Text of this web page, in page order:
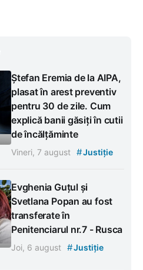
Ștefan Eremia de la AIPA,
plasat în arest preventiv
pentru 30 de zile. Cum
explică banii găsiți în cutii
de încălțăminte
Vineri, 7 august #Justiție
Evghenia Guțul și
Svetlana Popan au fost
transferate în
Penitenciarul nr.7 - Rusca
Joi, 6 august #Justiție